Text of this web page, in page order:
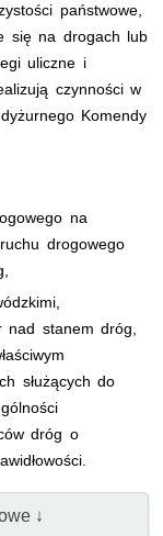
państwowe,
się na drogach lub
uliczne i
czynności w
Komendy
na
drogowego
stanem dróg,
służących do
dróg o
↓